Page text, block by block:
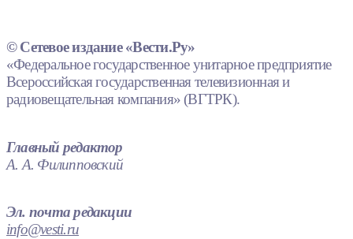
© Сетевое издание «Вести.Ру»
«Федеральное государственное унитарное предприятие
Всероссийская государственная телевизионная и
радиовещательная компания» (ВГТРК).
Главный редактор
А. А. Филипповский
Эл. почта редакции
info@vesti.ru